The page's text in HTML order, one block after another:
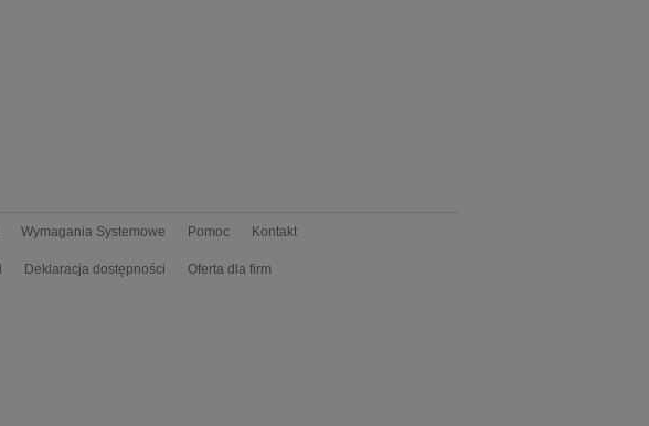
Wymagania Systemowe Pomoc Kontakt
Deklaracja dostępności Oferta dla firm